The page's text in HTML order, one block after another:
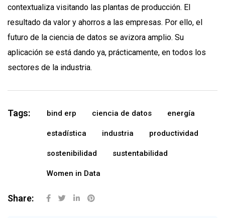
contextualiza visitando las plantas de producción. El
resultado da valor y ahorros a las empresas. Por ello, el
futuro de la ciencia de datos se avizora amplio. Su
aplicación se está dando ya, prácticamente, en todos los
sectores de la industria.
Tags: bind erp ciencia de datos energía
estadística industria productividad
sostenibilidad sustentabilidad
Women in Data
Share: